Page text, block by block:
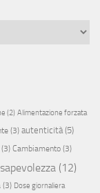
(2) Alimentazione forzata
(3) autenticità (5)
(3) Cambiamento (3)
(12)
(3) Dose giornaliera